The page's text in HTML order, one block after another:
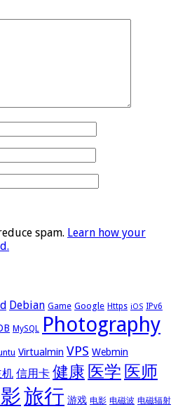
spam. Learn how your
Debian Game Google Https iOS IPv6
MySQL Photography
Virtualmin VPS Webmin
机 信用卡 健康 医学 医师
旅行 游戏 电影 电磁波 电磁辐射